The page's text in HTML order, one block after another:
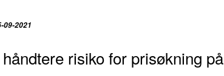
09-2021
risiko for prisøkning